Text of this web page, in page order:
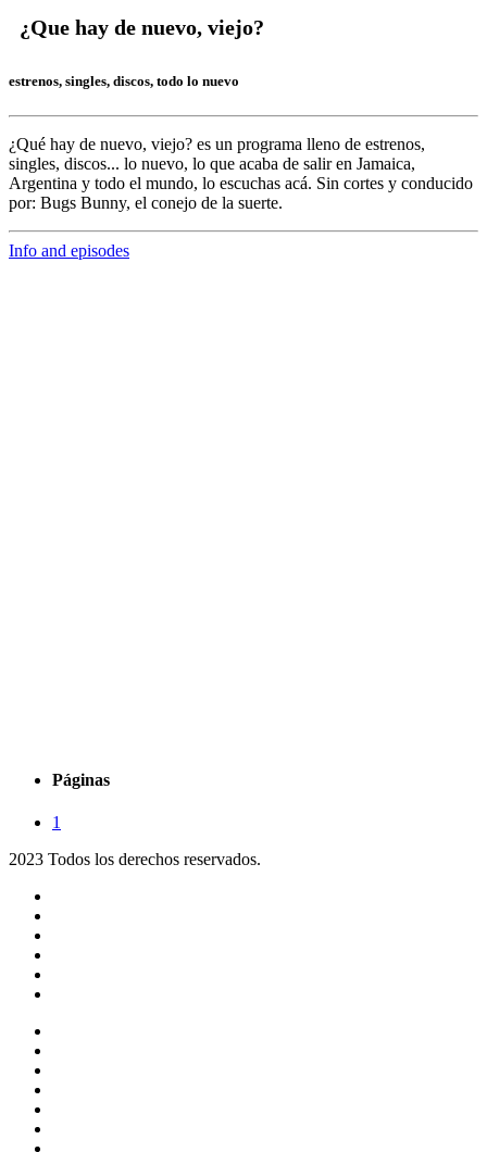
¿Que hay de nuevo, viejo?
estrenos, singles, discos, todo lo nuevo
¿Qué hay de nuevo, viejo? es un programa lleno de estrenos,
singles, discos... lo nuevo, lo que acaba de salir en Jamaica,
Argentina y todo el mundo, lo escuchas acá. Sin cortes y conducido
por: Bugs Bunny, el conejo de la suerte.
Info and episodes
Páginas
1
2023 Todos los derechos reservados.